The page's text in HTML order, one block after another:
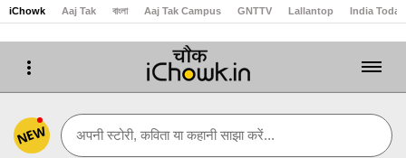
iChowk Aaj Tak বাংলা Aaj Tak Campus GNTTV Lallantop India Today
NEW अपनी स्टोरी, कविता या कहानी साझा करें...